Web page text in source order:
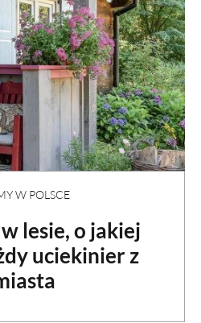
W POLSCE
lesie, o jakiej
uciekinier z